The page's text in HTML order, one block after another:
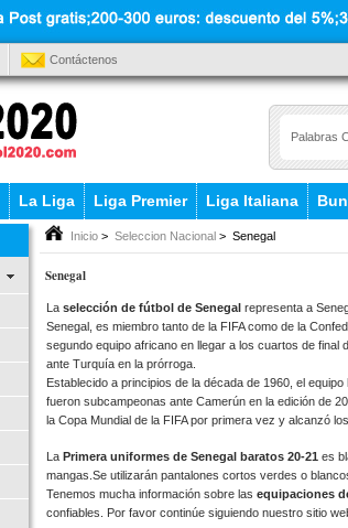
Contáctenos
La Liga Liga Premier Liga Italiana
Inicio > Seleccion Nacional > Senegal
Senegal
La selección de fútbol de Senegalrepresenta a
Senegal, es miembro tanto de la FIFA como de la
segundo equipo africano en llegar a los cuartos de final
ante Turquía en la prórroga.
Establecido a principios de la década de 1960, el
fueron subcampeonas ante Camerún en la edición de
la Copa Mundial de la FIFA por primera vez y alcanzó
La Primera uniformes de Senegal baratos 20-21 es
mangas.Se utilizarán pantalones cortos verdes o
Tenemos mucha información sobre las equipaciones
confiables. Por favor continúe siguiendo nuestro sitio